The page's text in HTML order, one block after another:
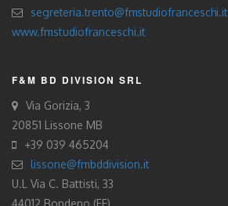
segreteria.trento@fmstudiofranceschi.it
www.fmstudiofranceschi.it
F&M BD DIVISION SRL
Via Gorizia, 3
20851 Lissone MB
+39 039 465204
lissone@fmbddivision.it
U.L Via C. Battisti, 33
44012 Bondeno (FE)